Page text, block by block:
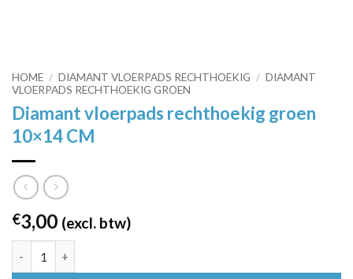
HOME / DIAMANT VLOERPADS RECHTHOEKIG / DIAMANT
VLOERPADS RECHTHOEKIG GROEN
Diamant vloerpads rechthoekig groen
10×14 CM
€3,00 (excl. btw)